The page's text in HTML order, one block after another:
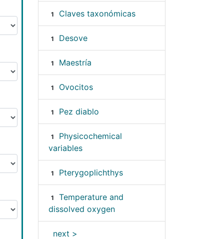
1 Claves taxonómicas
1 Desove
1 Maestría
1 Ovocitos
1 Pez diablo
1
Physicochemical
variables
1 Pterygoplichthys
1
Temperature and
dissolved oxygen
next >